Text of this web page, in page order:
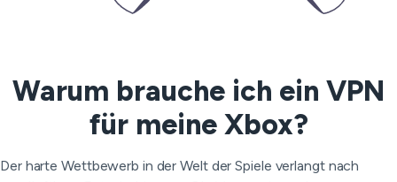
Warum brauche ich ein VPN
für meine Xbox?
Der harte Wettbewerb in der Welt der Spiele verlangt nach